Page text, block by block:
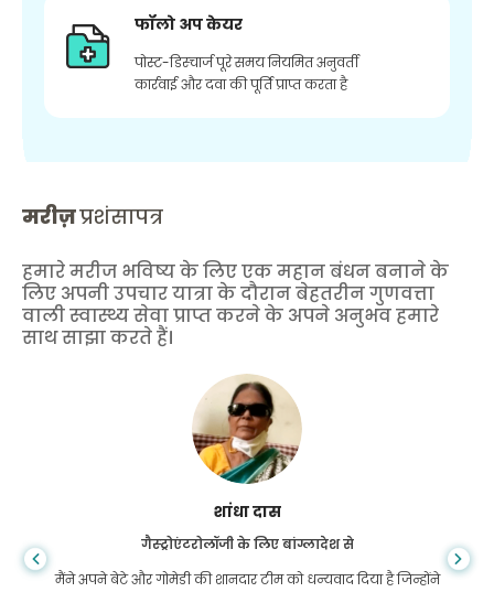
फॉलो अप केयर
पोस्ट-डिस्चार्ज पूरे समय नियमित अनुवर्ती
कार्रवाई और दवा की पूर्ति प्राप्त करता है
मरीज़प्रशंसापत्र
हमारे मरीज भविष्य के लिए एक महान बंधन बनाने के
लिए अपनी उपचार यात्रा के दौरान बेहतरीन गुणवत्ता
वाली स्वास्थ्य सेवा प्राप्त करने के अपने अनुभव हमारे
साथ साझा करते हैं।
शांधा दास
गैस्ट्रोएंटरोलॉजी के लिए बांग्लादेश से
मैंने अपने बेटे और गोमेडी की शानदार टीम को धन्यवाद दिया है जिन्होंने